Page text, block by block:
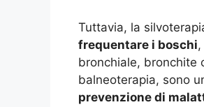
Tuttavia, la
frequentare i boschi
bronchiale, bronchite
balneoterapia, sono
prevenzione di